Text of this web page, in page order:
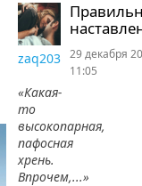
zaq203
«Какая-
то
высокопарная,
пафосная
хрень.
Впрочем,...»
29 декабря
11:05